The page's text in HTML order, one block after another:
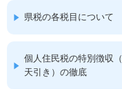
県税の各税目について
個人住民税の特別徴収
天引き）の徹底